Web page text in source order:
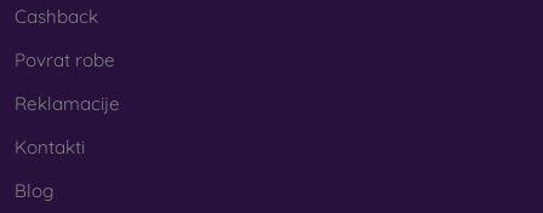
Cashback
Povrat robe
Reklamacije
Kontakti
Blog